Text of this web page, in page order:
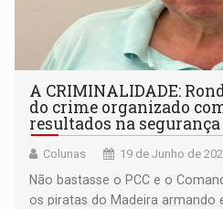
A CRIMINALIDADE:
do crime organizado
resultados na segurança
Colunas 19 de Junho de
Não bastasse o PCC e o
os piratas do Madeira